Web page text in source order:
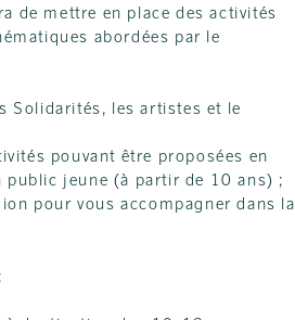
de mettre en place des activités
abordées par le
Solidarités, les artistes et le
pouvant être proposées en
public jeune (à partir de 10 ans) ;
pour vous accompagner dans la